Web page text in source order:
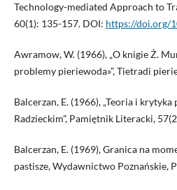
Technology-mediated Approach to
60(1): 135-157. DOI: https://doi.org/
Awramow, W. (1966), „O knigie Ż.
problemy pieriewoda»”, Tietradi
Balcerzan, E. (1966), „Teoria i
Radzieckim”, Pamiętnik Literacki,
Balcerzan, E. (1969), Granica na
pastisze, Wydawnictwo Poznańskie,